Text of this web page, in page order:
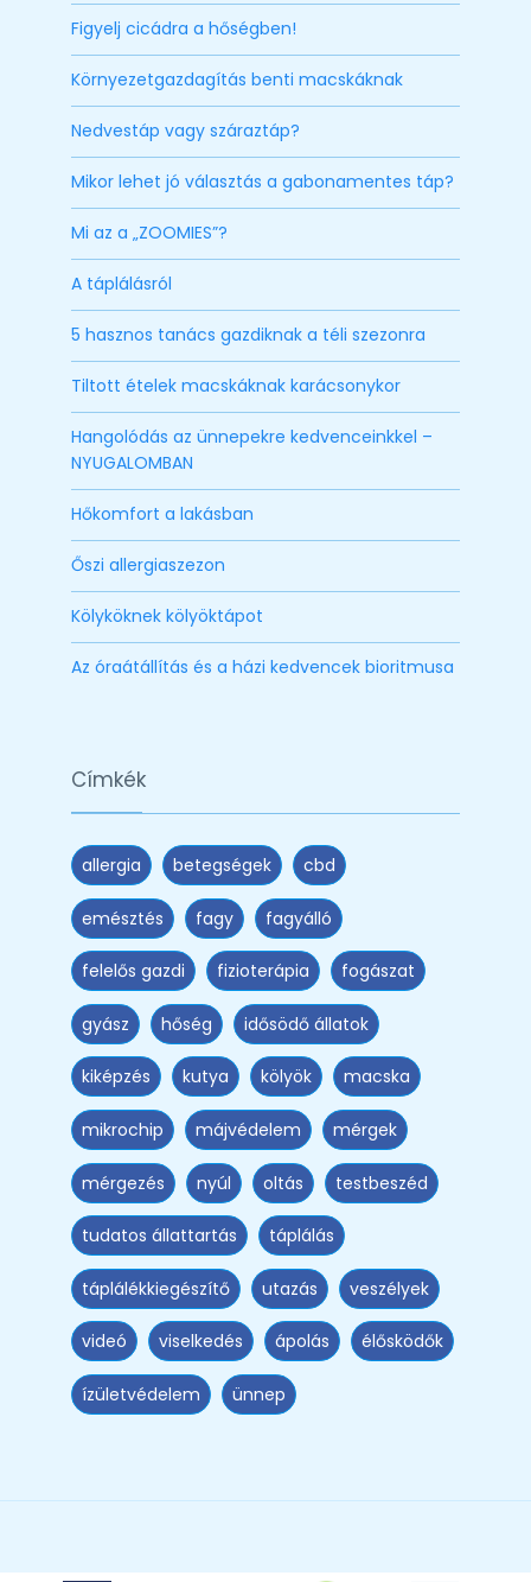
Figyelj cicádra a hőségben!
Környezetgazdagítás benti macskáknak
Nedvestáp vagy száraztáp?
Mikor lehet jó választás a gabonamentes táp?
Mi az a „ZOOMIES”?
A táplálásról
5 hasznos tanács gazdiknak a téli szezonra
Tiltott ételek macskáknak karácsonykor
Hangolódás az ünnepekre kedvenceinkkel –
NYUGALOMBAN
Hőkomfort a lakásban
Őszi allergiaszezon
Kölyköknek kölyöktápot
Az óraátállítás és a házi kedvencek bioritmusa
Címkék
allergia betegségek cbd
emésztés fagy fagyálló
felelős gazdi fizioterápia fogászat
gyász hőség idősödő állatok
kiképzés kutya kölyök macska
mikrochip májvédelem mérgek
mérgezés nyúl oltás testbeszéd
tudatos állattartás táplálás
táplálékkiegészítő utazás veszélyek
videó viselkedés ápolás élősködők
ízületvédelem ünnep